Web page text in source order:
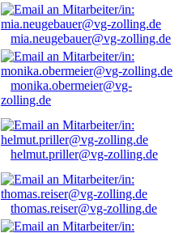
mia.neugebauer@vg-zolling.de
monika.obermeier@vg-
zolling.de
helmut.priller@vg-zolling.de
thomas.reiser@vg-zolling.de